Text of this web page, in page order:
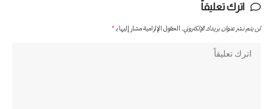
اترك تعليقاً
لن يتم نشر عنوان بريدك الإلكتروني. الحقول الإلزامية مشار إليها بـ*